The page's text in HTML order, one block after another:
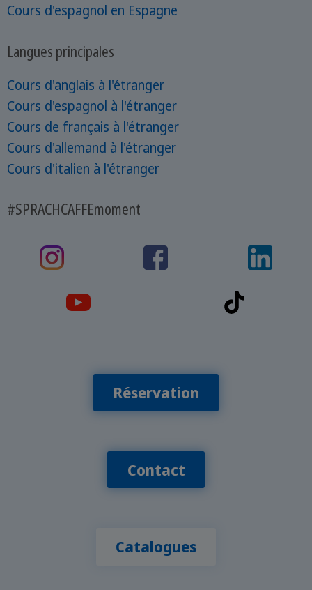
Cours d'espagnol en Espagne
Langues principales
Cours d'anglais à l'étranger
Cours d'espagnol à l'étranger
Cours de français à l'étranger
Cours d'allemand à l'étranger
Cours d'italien à l'étranger
#SPRACHCAFFEmoment
Réservation
Contact
Catalogues